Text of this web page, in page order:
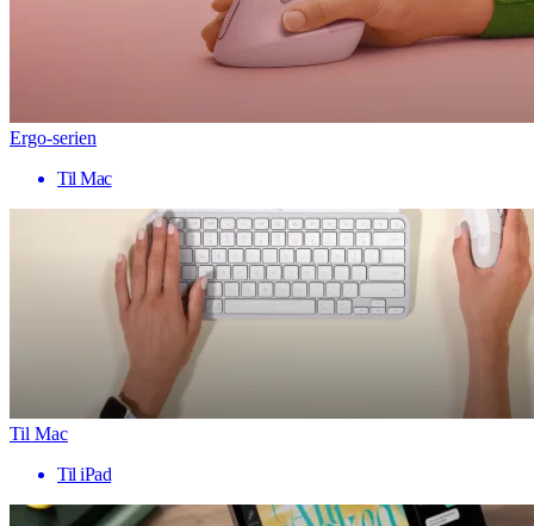
Ergo-serien
Til Mac
Til Mac
Til iPad